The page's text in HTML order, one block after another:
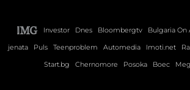
Investor Dnes Bloombergtv Bulgaria On
jenata
Puls Teenproblem Automedia Imoti.net
Start.bg
Chernomore Posoka Boec